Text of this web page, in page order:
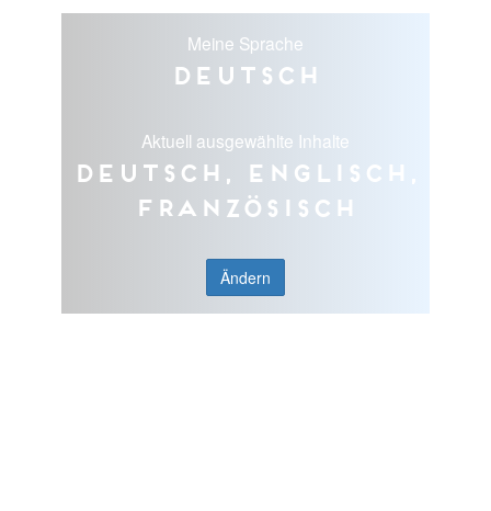
Meine Sprache
Deutsch
Aktuell ausgewählte Inhalte
Deutsch, Englisch,
Französisch
Ändern